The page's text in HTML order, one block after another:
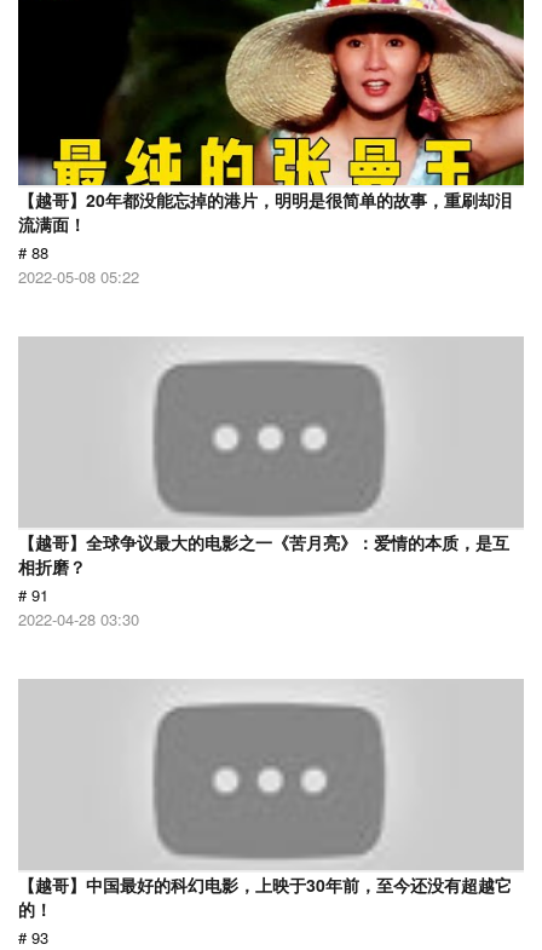
【越哥】20年都没能忘掉的港片，明明是很简单的故事，重刷却泪
流满面！
# 88
2022-05-08 05:22
【越哥】全球争议最大的电影之一《苦月亮》：爱情的本质，是互
相折磨？
# 91
2022-04-28 03:30
【越哥】中国最好的科幻电影，上映于30年前，至今还没有超越它
的！
# 93